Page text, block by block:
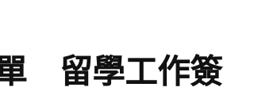
留學工作簽